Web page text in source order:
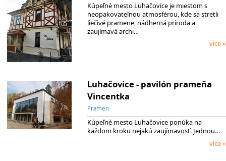
Kúpeľné mesto Luhačovice je miestom s
neopakovateľnou atmosférou, kde sa stretli
liečivé pramene, nádherná príroda a
zaujímavá archi…
více »
Luhačovice - pavilón prameňa
Vincentka
Pramen
Kúpeľné mesto Luhačovice ponúka na
každom kroku nejakú zaujímavosť. Jednou…
více »